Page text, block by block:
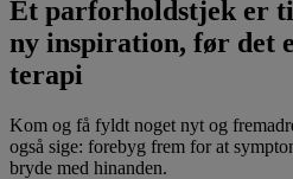
Et parforholdstjek er
ny inspiration, før det
terapi
Kom og få fyldt noget nyt og
også sige: forebyg frem for at
bryde med hinanden.